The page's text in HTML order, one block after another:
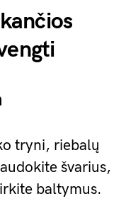
tryni, riebalų
švarius,
baltymus.